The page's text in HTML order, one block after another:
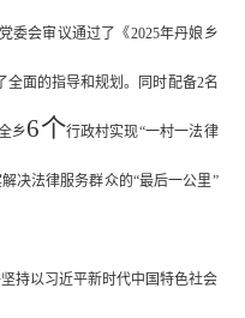
委会审议通过了《2025年丹娘乡
全面的指导和规划。同时配备2名
乡6个行政村实现“一村一法律
决法律服务群众的“最后一公里”
持以习近平新时代中国特色社会